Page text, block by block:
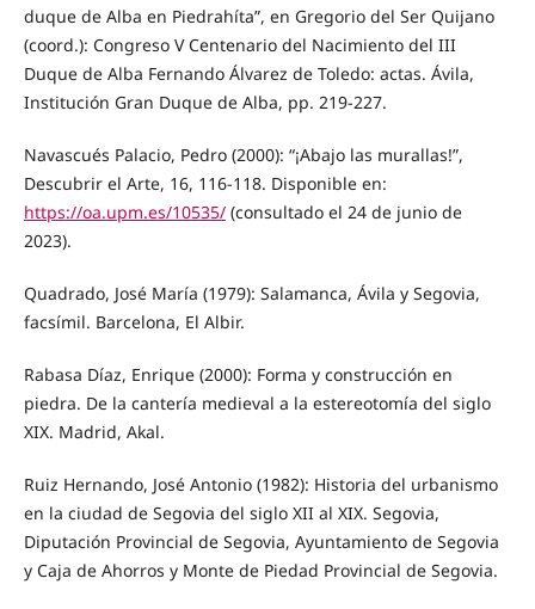
duque de Alba en Piedrahíta”, en Gregorio del Ser Quijano
(coord.): Congreso V Centenario del Nacimiento del III
Duque de Alba Fernando Álvarez de Toledo: actas. Ávila,
Institución Gran Duque de Alba, pp. 219-227.
Navascués Palacio, Pedro (2000): “¡Abajo las murallas!”,
Descubrir el Arte, 16, 116-118. Disponible en:
https://oa.upm.es/10535/(consultado el 24 de junio de
2023).
Quadrado, José María (1979): Salamanca, Ávila y Segovia,
facsímil. Barcelona, El Albir.
Rabasa Díaz, Enrique (2000): Forma y construcción en
piedra. De la cantería medieval a la estereotomía del siglo
XIX. Madrid, Akal.
Ruiz Hernando, José Antonio (1982): Historia del urbanismo
en la ciudad de Segovia del siglo XII al XIX. Segovia,
Diputación Provincial de Segovia, Ayuntamiento de Segovia
y Caja de Ahorros y Monte de Piedad Provincial de Segovia.